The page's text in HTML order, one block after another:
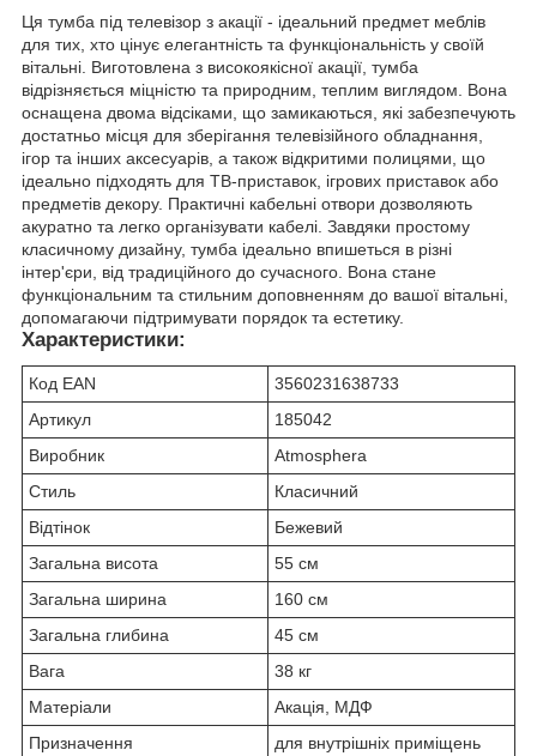
Ця тумба під телевізор з акації - ідеальний предмет меблів
для тих, хто цінує елегантність та функціональність у своїй
вітальні. Виготовлена з високоякісної акації, тумба
відрізняється міцністю та природним, теплим виглядом. Вона
оснащена двома відсіками, що замикаються, які забезпечують
достатньо місця для зберігання телевізійного обладнання,
ігор та інших аксесуарів, а також відкритими полицями, що
ідеально підходять для ТВ-приставок, ігрових приставок або
предметів декору. Практичні кабельні отвори дозволяють
акуратно та легко організувати кабелі. Завдяки простому
класичному дизайну, тумба ідеально впишеться в різні
інтер'єри, від традиційного до сучасного. Вона стане
функціональним та стильним доповненням до вашої вітальні,
допомагаючи підтримувати порядок та естетику.
Характеристики:
Код EAN
3560231638733
Артикул
185042
Виробник
Atmosphera
Стиль
Класичний
Відтінок
Бежевий
Загальна висота
55 см
Загальна ширина
160 см
Загальна глибина
45 см
Вага
38 кг
Матеріали
Акація, МДФ
Призначення
для внутрішніх приміщень